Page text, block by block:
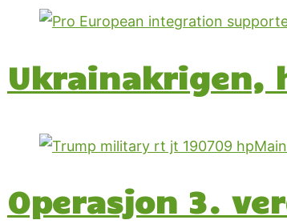
Ukrainakrigen,
Operasjon 3.